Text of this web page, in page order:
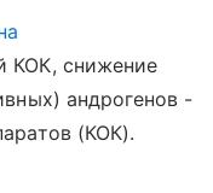
КОК, снижение
андрогенов -
(КОК).